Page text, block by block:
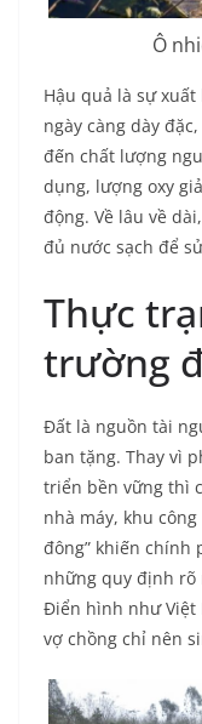
Ô
Hậu quả là sự
ngày càng dày
đến chất lượng
dụng, lượng oxy
động. Về lâu về
đủ nước sạch để
Thực
trường
Đất là nguồn tài
ban tặng. Thay vì
triển bền vững thì
nhà máy, khu
đông” khiến chính
những quy định rõ
Điển hình như Việt
vợ chồng chỉ nên